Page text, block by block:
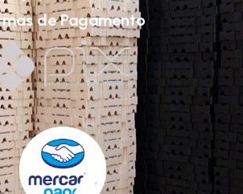
de Pagamento